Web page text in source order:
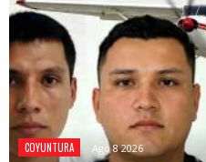
COYUNTURA Ago 8 2026